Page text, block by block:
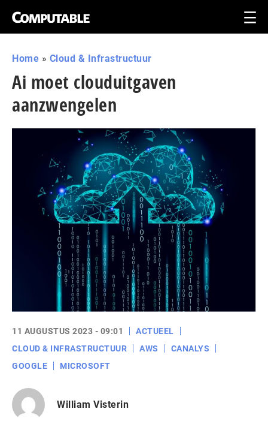
Home » Cloud & Infrastructuur
Ai moet clouduitgaven
aanzwengelen
11 AUGUSTUS 2023 - 09:01
ACTUEEL
CLOUD & INFRASTRUCTUUR
AWS
CANALYS
GOOGLE
MICROSOFT
William Visterin